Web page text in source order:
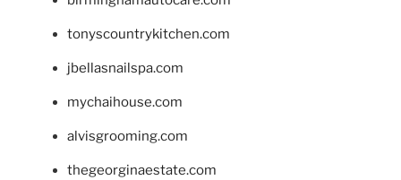
tonyscountrykitchen.com
jbellasnailspa.com
mychaihouse.com
alvisgrooming.com
thegeorginaestate.com